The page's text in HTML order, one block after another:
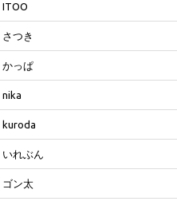
ITOO
さつき
かっぱ
nika
kuroda
いれぶん
ゴン太